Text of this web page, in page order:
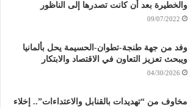
والخطيرة بعد أن كانت تصدرها إلى الناظور
09/07/2022
وفد من جهة طنجة-تطوان-الحسيمة يحل بألمانيا
ويبحث تعزيز التعاون في الاقتصاد والابتكار
04/30/2026
مخاوف من “تهديدات بالقنابل والاعتداءات”.. إخلاء